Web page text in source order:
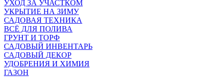
УХОД ЗА УЧАСТКОМ
УКРЫТИЕ НА ЗИМУ
САДОВАЯ ТЕХНИКА
ВСЁ ДЛЯ ПОЛИВА
ГРУНТ И ТОРФ
САДОВЫЙ ИНВЕНТАРЬ
САДОВЫЙ ДЕКОР
УДОБРЕНИЯ И ХИМИЯ
ГАЗОН